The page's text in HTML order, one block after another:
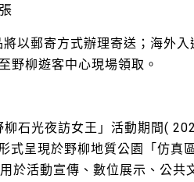
以郵寄方式辦理寄送；海外入
野柳遊客中心現場領取。
柳石光夜訪女王」活動期間(
式呈現於野柳地質公園「仿真
於活動宣傳、數位展示、公共